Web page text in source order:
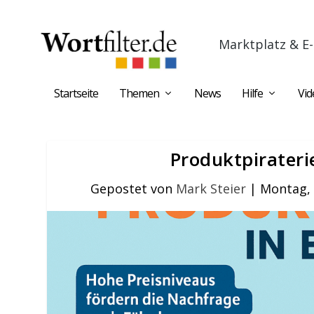
Marktplatz &
Startseite Themen News Hilfe
Gepostet von Mark Steier | Montag,